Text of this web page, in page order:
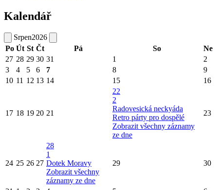
Kalendář
Srpen2026
Po Út St Čt Pá So
Ne
27 28 29 30 31 1
2
3
4 5 6 7 8
9
10 11 12 13 14 15 16
17 18 19 20 21
22
2
Radovesická neckyáda
Retro párty pro dospělé
Zobrazit všechny záznamy
ze dne
23
24 25 26 27
28
1
Dotek Moravy
Zobrazit všechny
záznamy ze dne
29 30